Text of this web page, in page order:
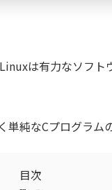
は有力なソフ
純なCプログラム
目次